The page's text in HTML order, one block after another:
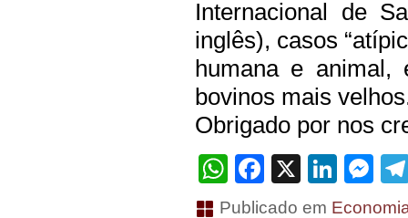
Internacional de
inglês), casos
humana e animal,
bovinos mais
Obrigado por nos
WhatsApp
Facebook
X
Publicado em